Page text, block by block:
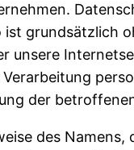
grundsätzlich
unsere
der
des